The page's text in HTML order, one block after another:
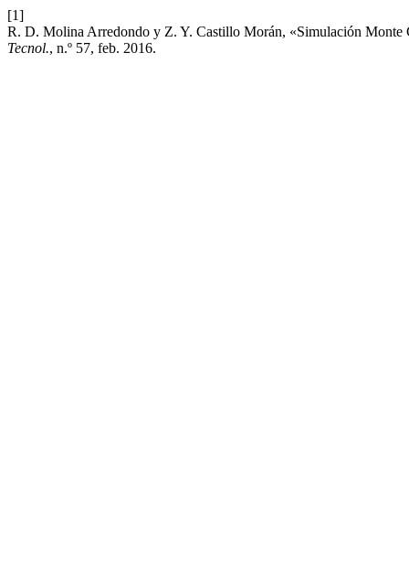
[1]
R. D. Molina Arredondo y Z. Y. Castillo Morán, «Simulación Monte
Tecnol., n.º 57, feb. 2016.